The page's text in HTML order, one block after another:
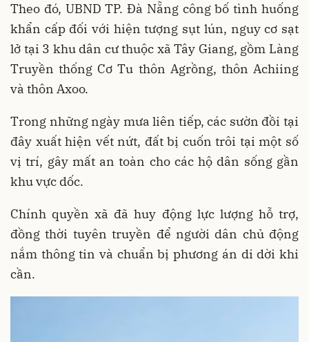
Theo đó, UBND TP. Đà Nẵng công bố tình huống
khẩn cấp đối với hiện tượng sụt lún, nguy cơ sạt
lở tại 3 khu dân cư thuộc xã Tây Giang, gồm Làng
Truyền thống Cơ Tu thôn Agrồng, thôn Achiing
và thôn Axoo.
Trong những ngày mưa liên tiếp, các sườn đồi tại
đây xuất hiện vết nứt, đất bị cuốn trôi tại một số
vị trí, gây mất an toàn cho các hộ dân sống gần
khu vực dốc.
Chính quyền xã đã huy động lực lượng hỗ trợ,
đồng thời tuyên truyền để người dân chủ động
nắm thông tin và chuẩn bị phương án di dời khi
cần.